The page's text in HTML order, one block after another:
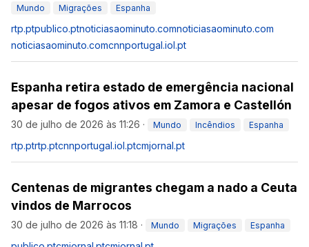
Mundo Migrações Espanha
rtp.ptpublico.ptnoticiasaominuto.comnoticiasaominuto.com
noticiasaominuto.comcnnportugal.iol.pt
Espanha retira estado de emergência nacional
apesar de fogos ativos em Zamora e Castellón
30 de julho de 2026 às 11:26 · Mundo Incêndios Espanha
rtp.ptrtp.ptcnnportugal.iol.ptcmjornal.pt
Centenas de migrantes chegam a nado a Ceuta
vindos de Marrocos
30 de julho de 2026 às 11:18 · Mundo Migrações Espanha